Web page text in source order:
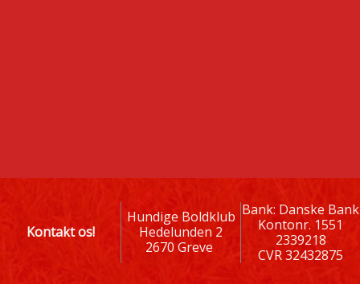
Kontakt os!
Hundige Boldklub
Hedelunden 2
2670 Greve
Bank: Danske Bank
Kontonr. 1551
2339218
CVR 32432875